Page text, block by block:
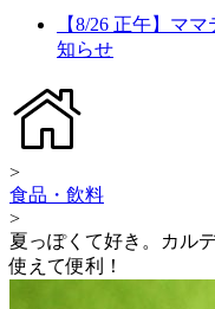
【8/26 正午】マ
知らせ
>
食品・飲料
>
夏っぽくて好き。カル
使えて便利！